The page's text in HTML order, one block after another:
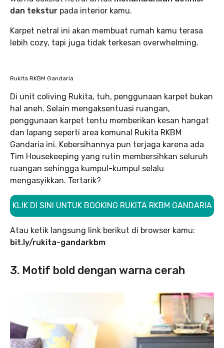
dan tekstur pada interior kamu.
Karpet netral ini akan membuat rumah kamu terasa
lebih cozy, tapi juga tidak terkesan overwhelming.
Rukita RKBM Gandaria
Di unit coliving Rukita, tuh, penggunaan karpet bukan
hal aneh. Selain mengaksentuasi ruangan,
penggunaan karpet tentu memberikan kesan hangat
dan lapang seperti area komunal Rukita RKBM
Gandaria ini. Kebersihannya pun terjaga karena ada
Tim Housekeeping yang rutin membersihkan seluruh
ruangan sehingga kumpul-kumpul selalu
mengasyikkan. Tertarik?
KLIK DI SINI UNTUK BOOKING RUKITA RKBM GANDARIA
Atau ketik langsung link berikut di browser kamu:
bit.ly/rukita-gandarkbm
3. Motif bold dengan warna cerah